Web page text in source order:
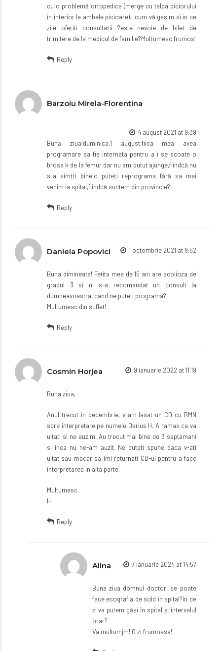
cu o problemă ortopedica (merge cu talpa piciorului
in interior la ambele picioare).. cum vă gasim si in ce
zile oferiti consultații ?este nevoie de bilet de
trimitere de la medicul de familie?Mulțumesc frumos!
Reply
Barzoiu Mirela-Florentina
4 august 2021 at 9:39
Bună ziua!duminica,1 august,fiica mea avea
programare sa fie internata pentru a i se scoate o
brosa k de la femur dar nu am putut ajunge,fiindcă nu
s-a simțit bine.o puteți reprograma fără sa mai
venim la spital,fiindcă suntem din provincie?
Reply
Daniela Popovici 1 octombrie 2021 at 8:52
Buna dimineata! Fetita mea de 15 ani are scolioza de
gradul 3 si ni s-a recomandat un consult la
dumneavoastra, cand ne puteti programa?
Multumesc din suflet!
Reply
Cosmin Horjea 9 ianuarie 2022 at 11:19
Buna ziua,
Anul trecut in decembrie, v-am lasat un CD cu RMN
spre interpretare pe numele Darius H. A ramas ca va
uitati si ne auzim. Au trecut mai bine de 3 saptamani
si inca nu ne-am auzit. Ne puteti spune daca v-ati
uitat sau macar sa imi returnati CD-ul pentru a face
interpretarea in alta parte.
Multumesc,
H
Reply
Alina 7 ianuarie 2024 at 14:57
Buna ziua domnul doctor, se poate
face ecografia de sold in spital?în ce
zi va putem găsi în spital și intervalul
orar?
Va multumjm! O zi frumoasa!